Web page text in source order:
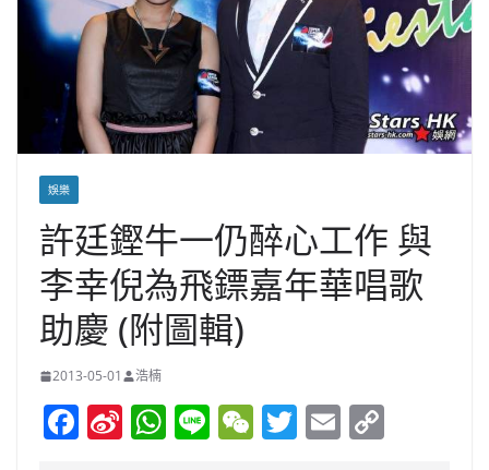
娛樂
許廷鏗牛一仍醉心工作 與
李幸倪為飛鏢嘉年華唱歌
助慶 (附圖輯)
2013-05-01 浩楠
F Si W Li W T E